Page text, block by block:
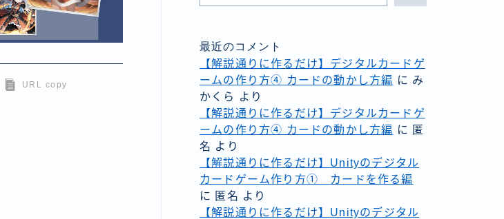
URL copy
最近のコメント
【解説通りに作るだけ】デジタルカードゲ
ームの作り方④ カードの動かし方編 に み
かくら
より
【解説通りに作るだけ】デジタルカードゲ
ームの作り方④ カードの動かし方編 に 匿
名 より
【解説通りに作るだけ】Unityのデジタル
カードゲーム作り方① カードを作る編
に 匿名 より
【解説通りに作るだけ】Unityのデジタル